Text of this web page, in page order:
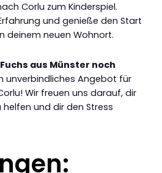
Corlu zum Kinderspiel.
und genieße den Start
deinem neuen Wohnort.
aus Münster noch
unverbindliches Angebot für
Wir freuen uns darauf, dir
und dir den Stress